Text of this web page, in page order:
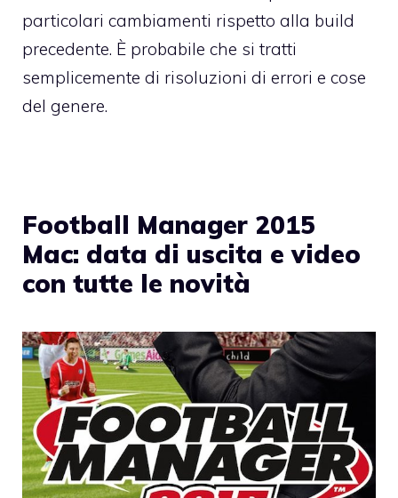
particolari cambiamenti rispetto alla build
precedente. È probabile che si tratti
semplicemente di risoluzioni di errori e cose
del genere.
Football Manager 2015
Mac: data di uscita e video
con tutte le novità